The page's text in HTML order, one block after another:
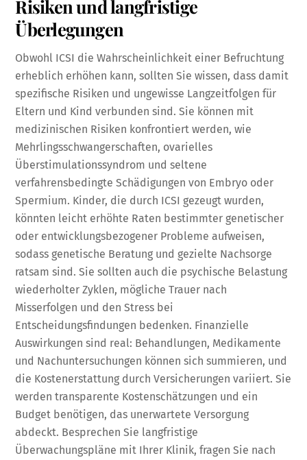
Risiken und langfristige
Überlegungen
Obwohl ICSI die Wahrscheinlichkeit einer Befruchtung
erheblich erhöhen kann, sollten Sie wissen, dass damit
spezifische Risiken und ungewisse Langzeitfolgen für
Eltern und Kind verbunden sind. Sie können mit
medizinischen Risiken konfrontiert werden, wie
Mehrlingsschwangerschaften, ovarielles
Überstimulationssyndrom und seltene
verfahrensbedingte Schädigungen von Embryo oder
Spermium. Kinder, die durch ICSI gezeugt wurden,
könnten leicht erhöhte Raten bestimmter genetischer
oder entwicklungsbezogener Probleme aufweisen,
sodass genetische Beratung und gezielte Nachsorge
ratsam sind. Sie sollten auch die psychische Belastung
wiederholter Zyklen, mögliche Trauer nach
Misserfolgen und den Stress bei
Entscheidungsfindungen bedenken. Finanzielle
Auswirkungen sind real: Behandlungen, Medikamente
und Nachuntersuchungen können sich summieren, und
die Kostenerstattung durch Versicherungen variiert. Sie
werden transparente Kostenschätzungen und ein
Budget benötigen, das unerwartete Versorgung
abdeckt. Besprechen Sie langfristige
Überwachungspläne mit Ihrer Klinik, fragen Sie nach